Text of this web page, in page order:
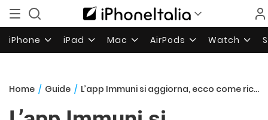
iPhone iPad Mac AirPods Watch
Home / Guide / L’app Immuni si aggiorna, ecco come richiedere il Green Pass COVID-19